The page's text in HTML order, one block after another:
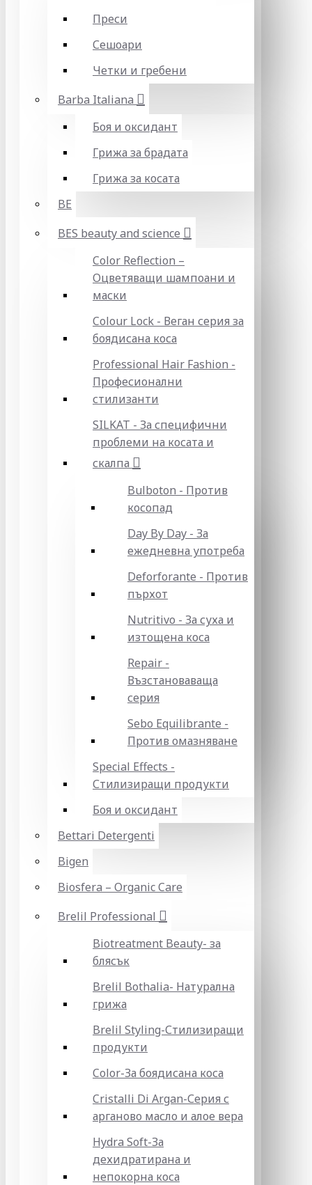
Преси
Сешоари
Четки и гребени
Barba Italiana
Боя и оксидант
Грижа за брадата
Грижа за косата
BE
BES beauty and science
Color Reflection –
Оцветяващи шампоани и
маски
Colour Lock - Веган серия за
боядисана коса
Professional Hair Fashion -
Професионални
стилизанти
SILKAT - За специфични
проблеми на косата и
скалпа
Bulboton - Против
косопад
Day By Day - За
ежедневна употреба
Deforforante - Против
пърхот
Nutritivo - За суха и
изтощена коса
Repair -
Възстановаваща
серия
Sebo Equilibrante -
Против омазняване
Special Effects -
Стилизиращи продукти
Боя и оксидант
Bettari Detergenti
Bigen
Biosfera – Organic Care
Brelil Professional
Biotreatment Beauty- за
блясък
Brelil Bothalia- Натурална
грижа
Brelil Styling-Стилизиращи
продукти
Color-За боядисана коса
Cristalli Di Argan-Серия с
арганово масло и алое вера
Hydra Soft-За
дехидратирана и
непокорна коса